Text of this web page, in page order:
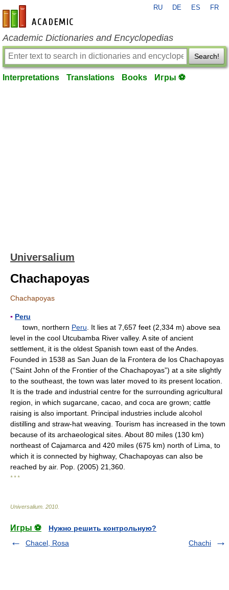
en-academic.com
RU DE ES FR
Academic Dictionaries and Encyclopedias
Search!
Interpretations Translations Books Игры ⚽
Universalium
Chachapoyas
Chachapoyas
▪ Peru
town, northern Peru . It lies at 7,657 feet (2,334 m) above sea
level in the cool Utcubamba River valley. A site of ancient
settlement, it is the oldest Spanish town east of the Andes.
Founded in 1538 as San Juan de la Frontera de los Chachapoyas
(“Saint John of the Frontier of the Chachapoyas”) at a site slightly
to the southeast, the town was later moved to its present location.
It is the trade and industrial centre for the surrounding agricultural
region, in which sugarcane, cacao, and coca are grown; cattle
raising is also important. Principal industries include alcohol
distilling and straw-hat weaving. Tourism has increased in the town
because of its archaeological sites. About 80 miles (130 km)
northeast of Cajamarca and 420 miles (675 km) north of Lima, to
which it is connected by highway, Chachapoyas can also be
reached by air. Pop. (2005) 21,360.
* * *
Universalium 2010
Игры ⚽
Нужно решить контрольную?
Chacel, Rosa
Chachi